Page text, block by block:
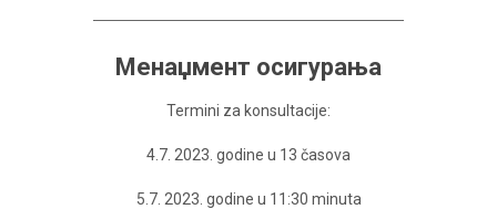
Менаџмент осигурања
Termini za konsultacije:
4.7. 2023. godine u 13 časova
5.7. 2023. godine u 11:30 minuta